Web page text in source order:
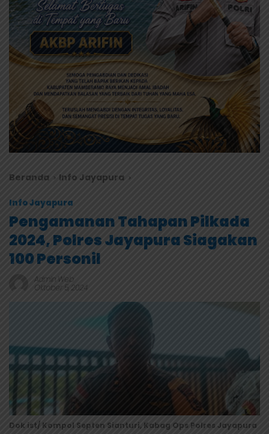
Beranda Info Jayapura
Info Jayapura
Pengamanan Tahapan Pilkada
2024, Polres Jayapura Siagakan
100 Personil
Admin Web
Oktober 5, 2024
Dok ist/ Kompol Septen Sianturi, Kabag Ops Polres Jayapura